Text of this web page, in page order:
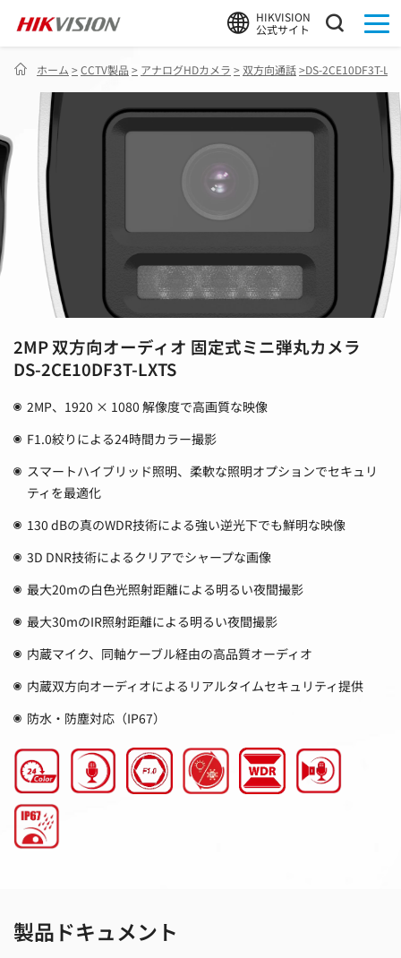
HIKVISION
公式サイト
ホーム >CCTV製品 > アナログHDカメラ >双方向通話>DS-2CE10DF3T-
2MP 双方向オーディオ 固定式ミニ弾丸カメラ
DS-2CE10DF3T-LXTS
2MP、1920 × 1080 解像度で高画質な映像
F1.0絞りによる24時間カラー撮影
スマートハイブリッド照明、柔軟な照明オプションでセキュリ
ティを最適化
130 dBの真のWDR技術による強い逆光下でも鮮明な映像
3D DNR技術によるクリアでシャープな画像
最大20mの白色光照射距離による明るい夜間撮影
最大30mのIR照射距離による明るい夜間撮影
内蔵マイク、同軸ケーブル経由の高品質オーディオ
内蔵双方向オーディオによるリアルタイムセキュリティ提供
防水・防塵対応（IP67）
製品ドキュメント